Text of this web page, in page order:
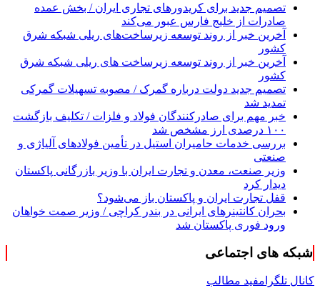
تصمیم جدید برای کریدورهای تجاری ایران / بخش عمده
صادرات از خلیج فارس عبور می‌کند
آخرین خبر از روند توسعه زیرساخت‌های ریلی شبکه شرق
کشور
آخرین خبر از روند توسعه زیرساخت های ریلی شبکه شرق
کشور
تصمیم جدید دولت درباره گمرک / مصوبه تسهیلات گمرکی
تمدید شد
خبر مهم برای صادرکنندگان فولاد و فلزات / تکلیف بازگشت
۱۰۰ درصدی ارز مشخص شد
بررسی خدمات حامیران استیل در تأمین فولادهای آلیاژی و
صنعتی
وزیر صنعت، معدن و تجارت ایران با وزیر بازرگانی پاکستان
دیدار کرد
قفل تجارت ایران و پاکستان باز می‌شود؟
بحران کانتینر‌های ایرانی در بندر کراچی / وزیر صمت خواهان
ورود فوری پاکستان شد
شبکه های اجتماعی
کانال تلگرامفید مطالب